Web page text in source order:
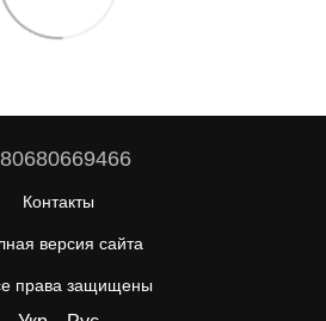
Контакты
версия сайта
права защищены